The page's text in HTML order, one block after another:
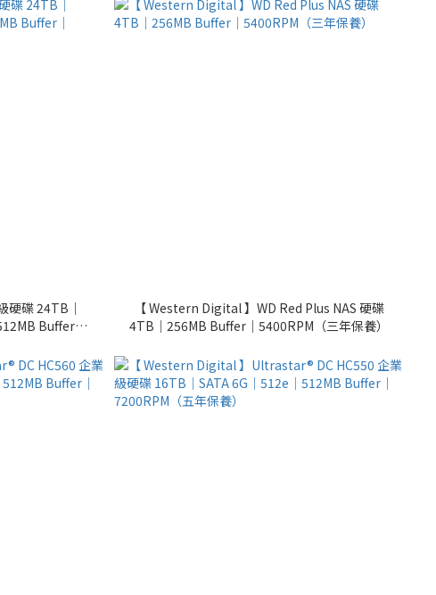
硬碟 24TB｜
Buffer｜
【 Western Digital 】WD Red Plus NAS 硬碟
4TB｜256MB Buffer｜5400RPM（三年保養）